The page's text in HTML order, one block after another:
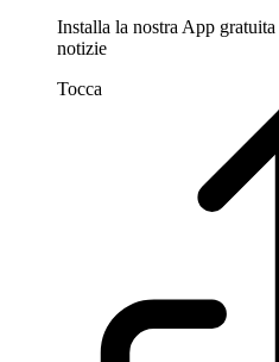
Installa la nostra App
notizie
Tocca